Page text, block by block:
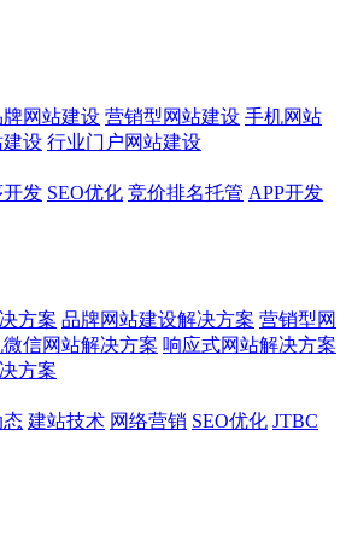
牌网站建设 营销型网站建设 手机网站
建设 行业门户网站建设
发 SEO优化 竞价排名托管 APP开发
方案 品牌网站建设解决方案 营销型网
信网站解决方案 响应式网站解决方案
方案
态 建站技术 网络营销 SEO优化 JTBC